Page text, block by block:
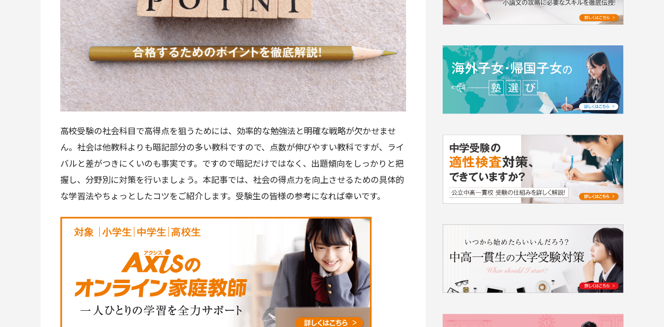
高校受験の社会科目で高得点を狙うためには、効率的な勉強法と明確な戦略が欠かせませ
ん。社会は他教科よりも暗記部分の多い教科ですので、点数が伸びやすい教科ですが、ライ
バルと差がつきにくいのも事実です。ですので暗記だけではなく、出題傾向をしっかりと把
握し、分野別に対策を行いましょう。本記事では、社会の得点力を向上させるための具体的
な学習法やちょっとしたコツをご紹介します。受験生の皆様の参考になれば幸いです。